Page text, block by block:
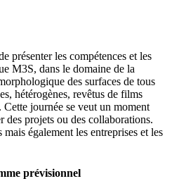
présenter les compétences et les
M3S, dans le domaine de la
des surfaces de tous
hétérogènes, revêtus de films
journée se veut un moment
des projets ou des collaborations.
également les entreprises et les
prévisionnel